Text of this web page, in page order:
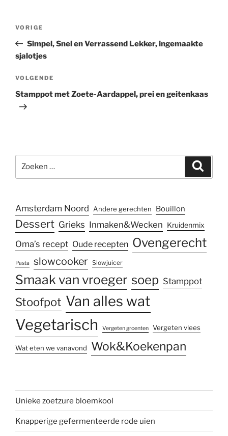
Bericht
Vorig
bericht
VORIGE
Simpel, Snel en Verrassend Lekker, ingemaakte
sjalotjes
Volgend
bericht
VOLGENDE
Stamppot met Zoete-Aardappel, prei en geitenkaas
naar:
Amsterdam Noord Andere gerechten Bouillon
Dessert Grieks Inmaken&Wecken Kruidenmix
Oma’s recept Oude recepten Ovengerecht
Pasta slowcooker Slowjuicer
Smaak van vroeger soep Stamppot
Stoofpot Van alles wat
Vegetarisch Vergeten groenten Vergeten vlees
Wat eten we vanavond Wok&Koekenpan
Unieke zoetzure bloemkool
Knapperige gefermenteerde rode uien